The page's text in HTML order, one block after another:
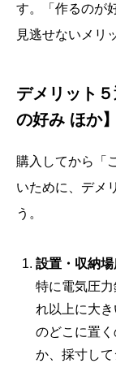
す。「作るのが
見逃せないメリ
デメリット
の好み ほか】
購入してから「
いために、デメ
う。
設置・収納
特に電気圧
れ以上に大
のどこに置
か、採寸し